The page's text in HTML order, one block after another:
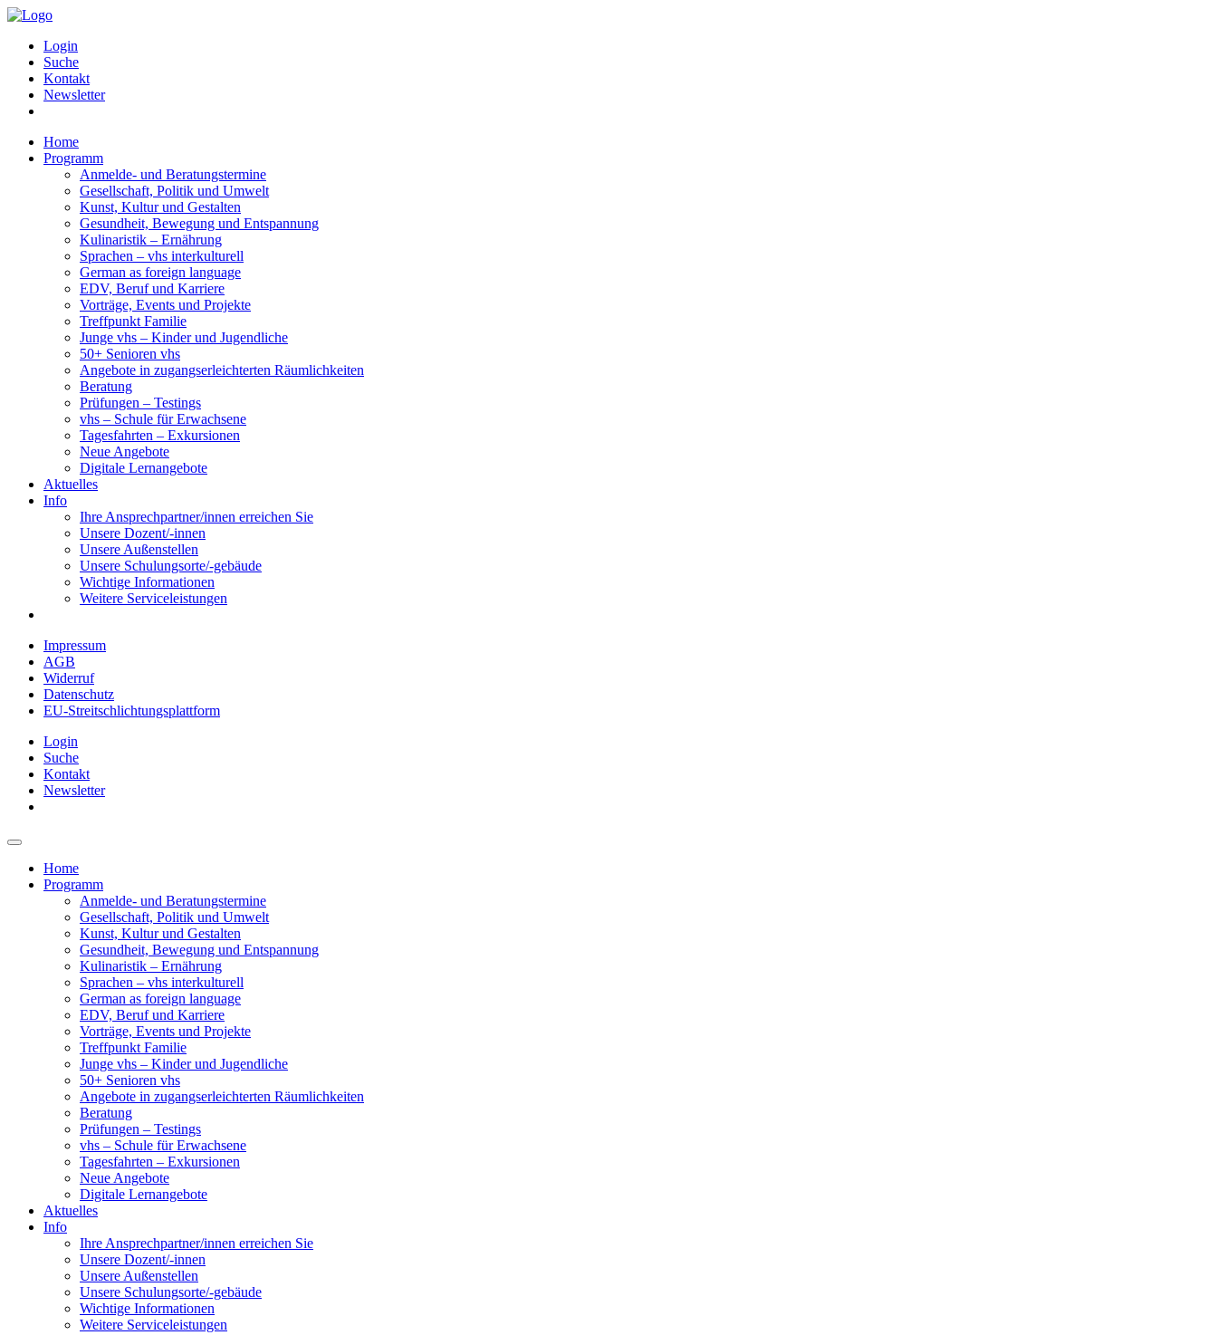
Login
Suche
Kontakt
Newsletter
Home
Programm
Anmelde- und Beratungstermine
Gesellschaft, Politik und Umwelt
Kunst, Kultur und Gestalten
Gesundheit, Bewegung und Entspannung
Kulinaristik – Ernährung
Sprachen – vhs interkulturell
German as foreign language
EDV, Beruf und Karriere
Vorträge, Events und Projekte
Treffpunkt Familie
Junge vhs – Kinder und Jugendliche
50+ Senioren vhs
Angebote in zugangserleichterten Räumlichkeiten
Beratung
Prüfungen – Testings
vhs – Schule für Erwachsene
Tagesfahrten – Exkursionen
Neue Angebote
Digitale Lernangebote
Aktuelles
Info
Ihre Ansprechpartner/innen erreichen Sie
Unsere Dozent/-innen
Unsere Außenstellen
Unsere Schulungsorte/-gebäude
Wichtige Informationen
Weitere Serviceleistungen
Impressum
AGB
Widerruf
Datenschutz
EU-Streitschlichtungsplattform
Login
Suche
Kontakt
Newsletter
Home
Programm
Anmelde- und Beratungstermine
Gesellschaft, Politik und Umwelt
Kunst, Kultur und Gestalten
Gesundheit, Bewegung und Entspannung
Kulinaristik – Ernährung
Sprachen – vhs interkulturell
German as foreign language
EDV, Beruf und Karriere
Vorträge, Events und Projekte
Treffpunkt Familie
Junge vhs – Kinder und Jugendliche
50+ Senioren vhs
Angebote in zugangserleichterten Räumlichkeiten
Beratung
Prüfungen – Testings
vhs – Schule für Erwachsene
Tagesfahrten – Exkursionen
Neue Angebote
Digitale Lernangebote
Aktuelles
Info
Ihre Ansprechpartner/innen erreichen Sie
Unsere Dozent/-innen
Unsere Außenstellen
Unsere Schulungsorte/-gebäude
Wichtige Informationen
Weitere Serviceleistungen